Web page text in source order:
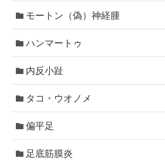
モートン（偽）神経腫
ハンマートゥ
内反小趾
タコ・ウオノメ
偏平足
足底筋膜炎